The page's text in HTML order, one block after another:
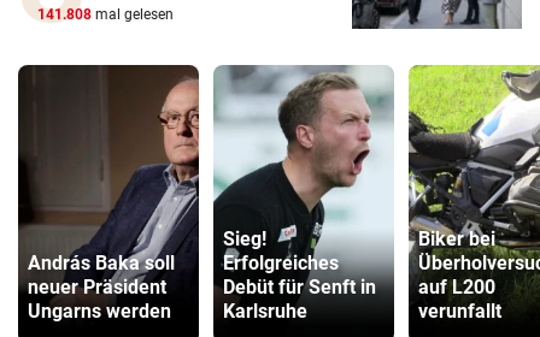
141.808 mal gelesen
András Baka soll
neuer Präsident
Ungarns werden
Sieg!
Erfolgreiches
Debüt für Senft in
Karlsruhe
Biker bei
auf L200
verunfallt